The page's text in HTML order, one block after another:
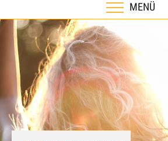
MENÜ